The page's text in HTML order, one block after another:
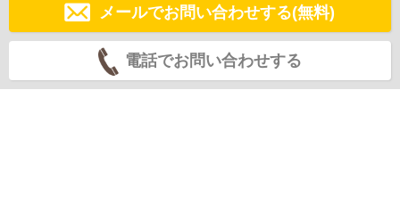
メールでお問い合わせする(無料)
電話でお問い合わせする